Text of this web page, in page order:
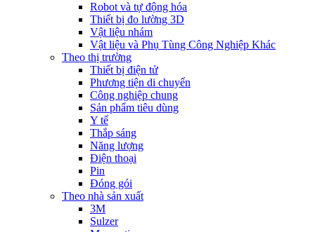
Robot và tự động hóa
Thiết bị đo lường 3D
Vật liệu nhám
Vật liệu và Phụ Tùng Công Nghiệp Khác
Theo thị trường
Thiết bị điện tử
Phương tiện di chuyển
Công nghiệp chung
Sản phẩm tiêu dùng
Y tế
Thắp sáng
Năng lượng
Điện thoại
Pin
Đóng gói
Theo nhà sản xuất
3M
Sulzer